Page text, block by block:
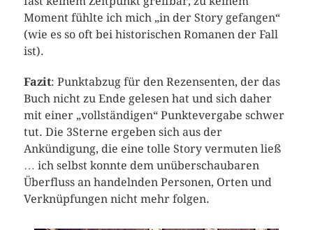
Moment fühlte ich mich „in der Story gefangen“
(wie es so oft bei historischen Romanen der Fall
ist).
Fazit: Punktabzug für den Rezensenten, der das
Buch nicht zu Ende gelesen hat und sich daher
mit einer „vollständigen“ Punktevergabe schwer
tut. Die 3Sterne ergeben sich aus der
Ankündigung, die eine tolle Story vermuten ließ
… ich selbst konnte dem unüberschaubaren
Überfluss an handelnden Personen, Orten und
Verknüpfungen nicht mehr folgen.